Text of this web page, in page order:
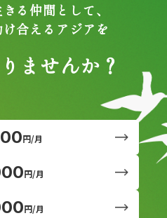
る仲間として、
合えるアジアを
ませんか？
円/月
円/月
円/月